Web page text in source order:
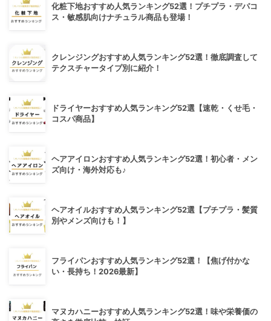
化粧下地おすすめ人気ランキング52選！プチプラ・デパコ
ス・敏感肌向けナチュラル商品も登場！
クレンジングおすすめ人気ランキング52選！徹底調査して
テクスチャータイプ別に紹介！
ドライヤーおすすめ人気ランキング52選【速乾・くせ毛・
コスパ商品】
ヘアアイロンおすすめ人気ランキング52選！初心者・メン
ズ向け・海外対応も♪
ヘアオイルおすすめ人気ランキング52選【プチプラ・髪質
別やメンズ向けも！】
フライパンおすすめ人気ランキング52選！【焦げ付かな
い・長持ち！2026最新】
マヌカハニーおすすめ人気ランキング52選！味や栄養価の